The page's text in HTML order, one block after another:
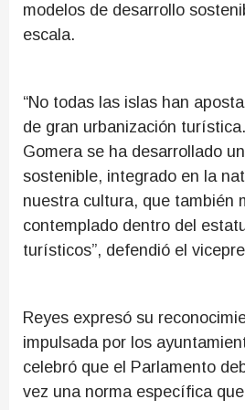
modelos de desarrollo
escala.
“No todas las islas han
de gran urbanización
Gomera se ha desarrollado
sostenible, integrado en la
nuestra cultura, que también
contemplado dentro del
turísticos”, defendió el
Reyes expresó su
impulsada por los
celebró que el Parlamento
vez una norma específica